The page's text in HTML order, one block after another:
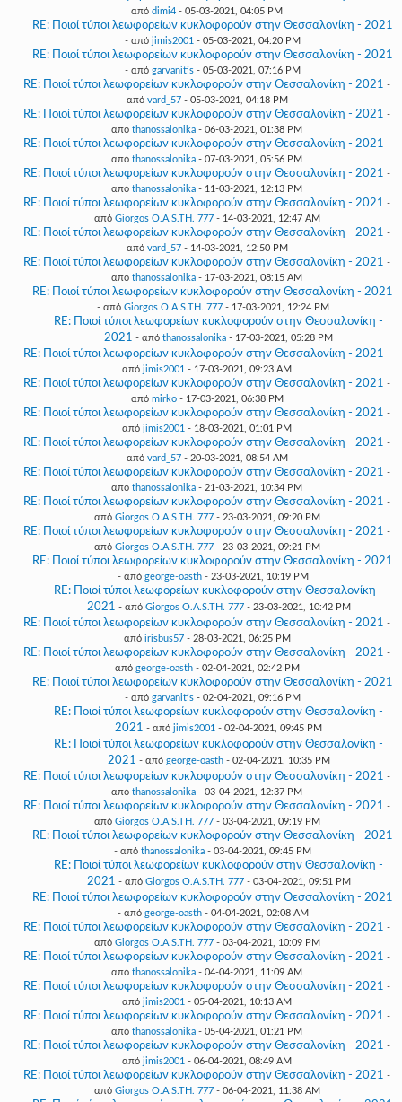
από dimi4 - 05-03-2021, 04:05 PM
RE: Ποιοί τύποι λεωφορείων κυκλοφορούν στην Θεσσαλονίκη - 2021
- από jimis2001 - 05-03-2021, 04:20 PM
RE: Ποιοί τύποι λεωφορείων κυκλοφορούν στην Θεσσαλονίκη - 2021
- από garvanitis - 05-03-2021, 07:16 PM
RE: Ποιοί τύποι λεωφορείων κυκλοφορούν στην Θεσσαλονίκη - 2021 -
από vard_57- 05-03-2021, 04:18 PM
RE: Ποιοί τύποι λεωφορείων κυκλοφορούν στην Θεσσαλονίκη - 2021 -
από thanossalonika - 06-03-2021, 01:38 PM
RE: Ποιοί τύποι λεωφορείων κυκλοφορούν στην Θεσσαλονίκη - 2021 -
από thanossalonika - 07-03-2021, 05:56 PM
RE: Ποιοί τύποι λεωφορείων κυκλοφορούν στην Θεσσαλονίκη - 2021 -
από thanossalonika - 11-03-2021, 12:13 PM
RE: Ποιοί τύποι λεωφορείων κυκλοφορούν στην Θεσσαλονίκη - 2021 -
από Giorgos O.A.S.TH. 777- 14-03-2021, 12:47 AM
RE: Ποιοί τύποι λεωφορείων κυκλοφορούν στην Θεσσαλονίκη - 2021 -
από vard_57- 14-03-2021, 12:50 PM
RE: Ποιοί τύποι λεωφορείων κυκλοφορούν στην Θεσσαλονίκη - 2021 -
από thanossalonika - 17-03-2021, 08:15 AM
RE: Ποιοί τύποι λεωφορείων κυκλοφορούν στην Θεσσαλονίκη - 2021
- από Giorgos O.A.S.TH. 777- 17-03-2021, 12:24 PM
RE: Ποιοί τύποι λεωφορείων κυκλοφορούν στην Θεσσαλονίκη -
2021 - από thanossalonika - 17-03-2021, 05:28 PM
RE: Ποιοί τύποι λεωφορείων κυκλοφορούν στην Θεσσαλονίκη - 2021 -
από jimis2001 - 17-03-2021, 09:23 AM
RE: Ποιοί τύποι λεωφορείων κυκλοφορούν στην Θεσσαλονίκη - 2021 -
από mirko- 17-03-2021, 06:38 PM
RE: Ποιοί τύποι λεωφορείων κυκλοφορούν στην Θεσσαλονίκη - 2021 -
από jimis2001 - 18-03-2021, 01:01 PM
RE: Ποιοί τύποι λεωφορείων κυκλοφορούν στην Θεσσαλονίκη - 2021 -
από vard_57- 20-03-2021, 08:54 AM
RE: Ποιοί τύποι λεωφορείων κυκλοφορούν στην Θεσσαλονίκη - 2021 -
από thanossalonika - 21-03-2021, 10:34 PM
RE: Ποιοί τύποι λεωφορείων κυκλοφορούν στην Θεσσαλονίκη - 2021 -
από Giorgos O.A.S.TH. 777- 23-03-2021, 09:20 PM
RE: Ποιοί τύποι λεωφορείων κυκλοφορούν στην Θεσσαλονίκη - 2021 -
από Giorgos O.A.S.TH. 777- 23-03-2021, 09:21 PM
RE: Ποιοί τύποι λεωφορείων κυκλοφορούν στην Θεσσαλονίκη - 2021
- από george-oasth- 23-03-2021, 10:19 PM
RE: Ποιοί τύποι λεωφορείων κυκλοφορούν στην Θεσσαλονίκη -
2021 - από Giorgos O.A.S.TH. 777- 23-03-2021, 10:42 PM
RE: Ποιοί τύποι λεωφορείων κυκλοφορούν στην Θεσσαλονίκη - 2021 -
από irisbus57- 28-03-2021, 06:25 PM
RE: Ποιοί τύποι λεωφορείων κυκλοφορούν στην Θεσσαλονίκη - 2021 -
από george-oasth- 02-04-2021, 02:42 PM
RE: Ποιοί τύποι λεωφορείων κυκλοφορούν στην Θεσσαλονίκη - 2021
- από garvanitis - 02-04-2021, 09:16 PM
RE: Ποιοί τύποι λεωφορείων κυκλοφορούν στην Θεσσαλονίκη -
2021 - από jimis2001 - 02-04-2021, 09:45 PM
RE: Ποιοί τύποι λεωφορείων κυκλοφορούν στην Θεσσαλονίκη -
2021 - από george-oasth- 02-04-2021, 10:35 PM
RE: Ποιοί τύποι λεωφορείων κυκλοφορούν στην Θεσσαλονίκη - 2021 -
από thanossalonika - 03-04-2021, 12:37 PM
RE: Ποιοί τύποι λεωφορείων κυκλοφορούν στην Θεσσαλονίκη - 2021 -
από Giorgos O.A.S.TH. 777- 03-04-2021, 09:19 PM
RE: Ποιοί τύποι λεωφορείων κυκλοφορούν στην Θεσσαλονίκη - 2021
- από thanossalonika - 03-04-2021, 09:45 PM
RE: Ποιοί τύποι λεωφορείων κυκλοφορούν στην Θεσσαλονίκη -
2021 - από Giorgos O.A.S.TH. 777- 03-04-2021, 09:51 PM
RE: Ποιοί τύποι λεωφορείων κυκλοφορούν στην Θεσσαλονίκη - 2021
- από george-oasth- 04-04-2021, 02:08 AM
RE: Ποιοί τύποι λεωφορείων κυκλοφορούν στην Θεσσαλονίκη - 2021 -
από Giorgos O.A.S.TH. 777- 03-04-2021, 10:09 PM
RE: Ποιοί τύποι λεωφορείων κυκλοφορούν στην Θεσσαλονίκη - 2021 -
από thanossalonika - 04-04-2021, 11:09 AM
RE: Ποιοί τύποι λεωφορείων κυκλοφορούν στην Θεσσαλονίκη - 2021 -
από jimis2001 - 05-04-2021, 10:13 AM
RE: Ποιοί τύποι λεωφορείων κυκλοφορούν στην Θεσσαλονίκη - 2021 -
από thanossalonika - 05-04-2021, 01:21 PM
RE: Ποιοί τύποι λεωφορείων κυκλοφορούν στην Θεσσαλονίκη - 2021 -
από jimis2001 - 06-04-2021, 08:49 AM
RE: Ποιοί τύποι λεωφορείων κυκλοφορούν στην Θεσσαλονίκη - 2021 -
από Giorgos O.A.S.TH. 777- 06-04-2021, 11:38 AM